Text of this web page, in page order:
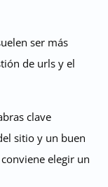
ser más
de urls y el
clave
sitio y un buen
elegir un